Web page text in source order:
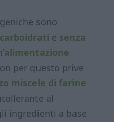
sono
e senza
alimentazione
per questo prive
miscele di farine
al
ingredienti a base